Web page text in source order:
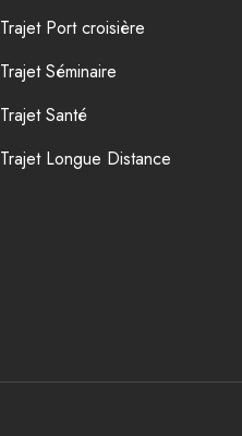
Trajet Port croisière
Trajet Séminaire
Trajet Santé
Trajet Longue Distance